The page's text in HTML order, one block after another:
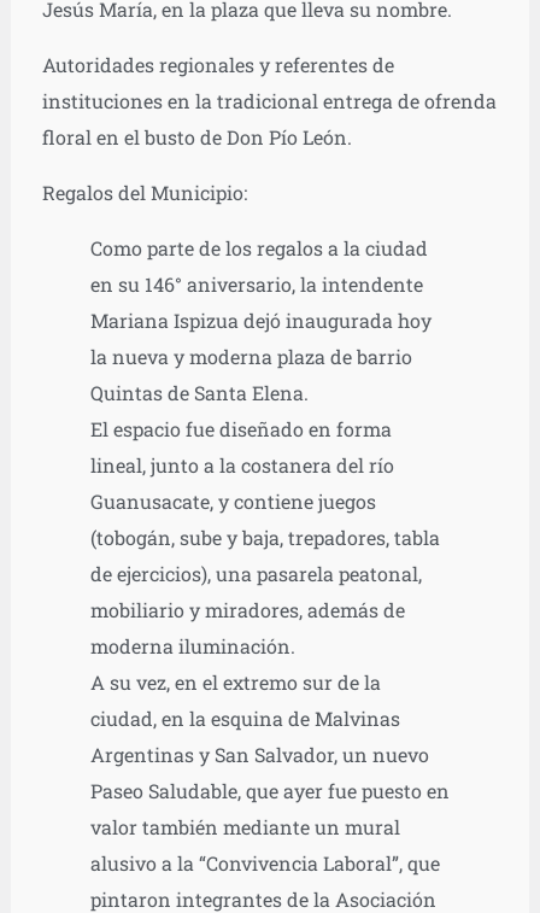
Jesús María, en la plaza que lleva su nombre.
Autoridades regionales y referentes de
instituciones en la tradicional entrega de ofrenda
floral en el busto de Don Pío León.
Regalos del Municipio:
Como parte de los regalos a la ciudad
en su 146° aniversario, la intendente
Mariana Ispizua dejó inaugurada hoy
la nueva y moderna plaza de barrio
Quintas de Santa Elena.
El espacio fue diseñado en forma
lineal, junto a la costanera del río
Guanusacate, y contiene juegos
(tobogán, sube y baja, trepadores, tabla
de ejercicios), una pasarela peatonal,
mobiliario y miradores, además de
moderna iluminación.
A su vez, en el extremo sur de la
ciudad, en la esquina de Malvinas
Argentinas y San Salvador, un nuevo
Paseo Saludable, que ayer fue puesto en
valor también mediante un mural
alusivo a la “Convivencia Laboral”, que
pintaron integrantes de la Asociación